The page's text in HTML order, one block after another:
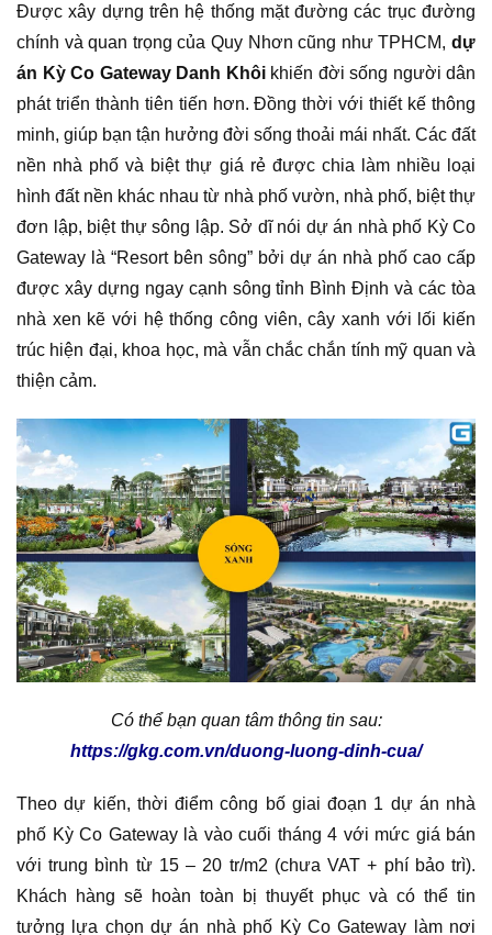
Được xây dựng trên hệ thống mặt đường các trục đường
chính và quan trọng của Quy Nhơn cũng như TPHCM, dự
án Kỳ Co Gateway Danh Khôikhiến đời sống người dân
phát triển thành tiên tiến hơn. Đồng thời với thiết kế thông
minh, giúp bạn tận hưởng đời sống thoải mái nhất. Các đất
nền nhà phố và biệt thự giá rẻ được chia làm nhiều loại
hình đất nền khác nhau từ nhà phố vườn, nhà phố, biệt thự
đơn lập, biệt thự sông lập. Sở dĩ nói dự án nhà phố Kỳ Co
Gateway là “Resort bên sông” bởi dự án nhà phố cao cấp
được xây dựng ngay cạnh sông tỉnh Bình Định và các tòa
nhà xen kẽ với hệ thống công viên, cây xanh với lối kiến
trúc hiện đại, khoa học, mà vẫn chắc chắn tính mỹ quan và
thiện cảm.
Có thể bạn quan tâm thông tin sau:
https://gkg.com.vn/duong-luong-dinh-cua/
Theo dự kiến, thời điểm công bố giai đoạn 1 dự án nhà
phố Kỳ Co Gateway là vào cuối tháng 4 với mức giá bán
với trung bình từ 15 – 20 tr/m2 (chưa VAT + phí bảo trì).
Khách hàng sẽ hoàn toàn bị thuyết phục và có thể tin
tưởng lựa chọn dự án nhà phố Kỳ Co Gateway làm nơi